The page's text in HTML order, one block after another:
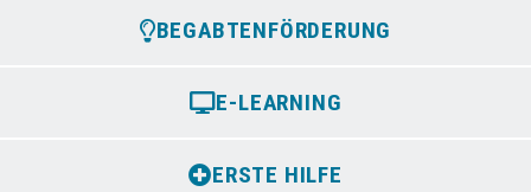
BEGABTENFÖRDERUNG
E-LEARNING
ERSTE HILFE